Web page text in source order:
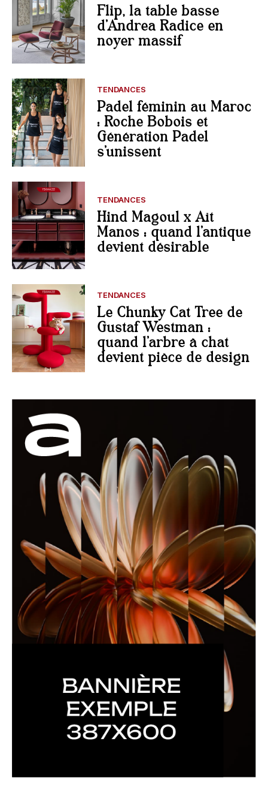
Flip, la table basse
d’Andrea Radice en
noyer massif
TENDANCES
Padel féminin au Maroc
: Roche Bobois et
Génération Padel
s’unissent
TENDANCES
Hind Magoul x Aït
Manos : quand l’antique
devient désirable
TENDANCES
Le Chunky Cat Tree de
Gustaf Westman :
quand l’arbre à chat
devient pièce de design